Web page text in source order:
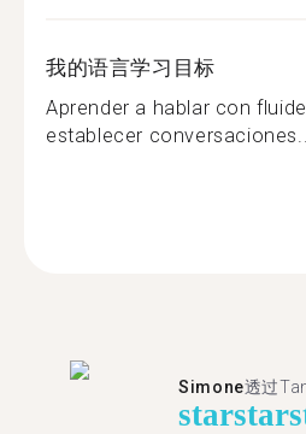
我的语言学习目标
Aprender a hablar con
establecer
Simone透过
starstar